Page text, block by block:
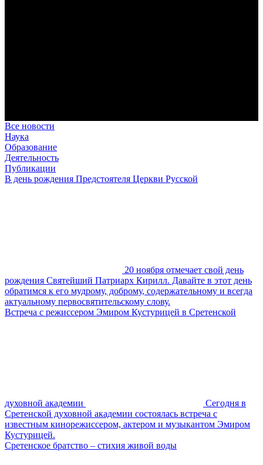
Все новости
Наука
Образование
Деятельность
Публикации
В день рождения Предстоятеля Церкви Русской
20 ноября отмечает свой день
рождения Святейший Патриарх Кирилл. Давайте в этот день
обратимся к его мудрому, доброму, содержательному и всегда
актуальному первосвятительскому слову.
Встреча с режиссером Эмиром Кустурицей в Сретенской
духовной академии
Сегодня в
Сретенской духовной академии состоялась встреча с
известным кинорежиссером, актером и музыкантом Эмиром
Кустурицей.
Сретенское братство – стихия живой воды